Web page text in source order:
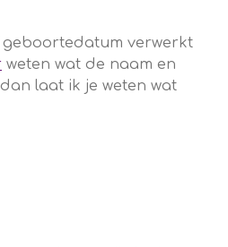
verwerkt
weten wat de naam en
laat ik je weten wat